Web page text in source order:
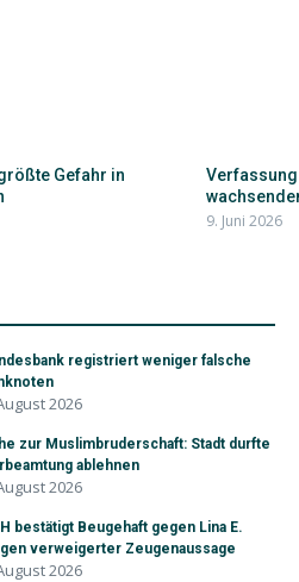
Gefahr in
9. Juni 2026
registriert weniger falsche
2026
zur Muslimbruderschaft: Stadt durfte
ablehnen
2026
bestätigt Beugehaft gegen Lina E.
verweigerter Zeugenaussage
2026